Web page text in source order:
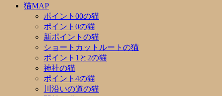
猫MAP
ポイント00の猫
ポイント0の猫
新ポイントの猫
ショートカットルートの猫
ポイント1と2の猫
神社の猫
ポイント4の猫
川沿いの道の猫